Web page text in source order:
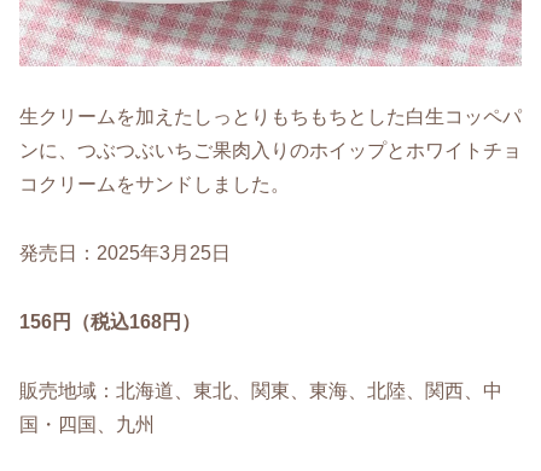
生クリームを加えたしっとりもちもちとした白生コッペパ
ンに、つぶつぶいちご果肉入りのホイップとホワイトチョ
コクリームをサンドしました。
発売日：2025年3月25日
156円（税込168円）
販売地域：北海道、東北、関東、東海、北陸、関西、中
国・四国、九州